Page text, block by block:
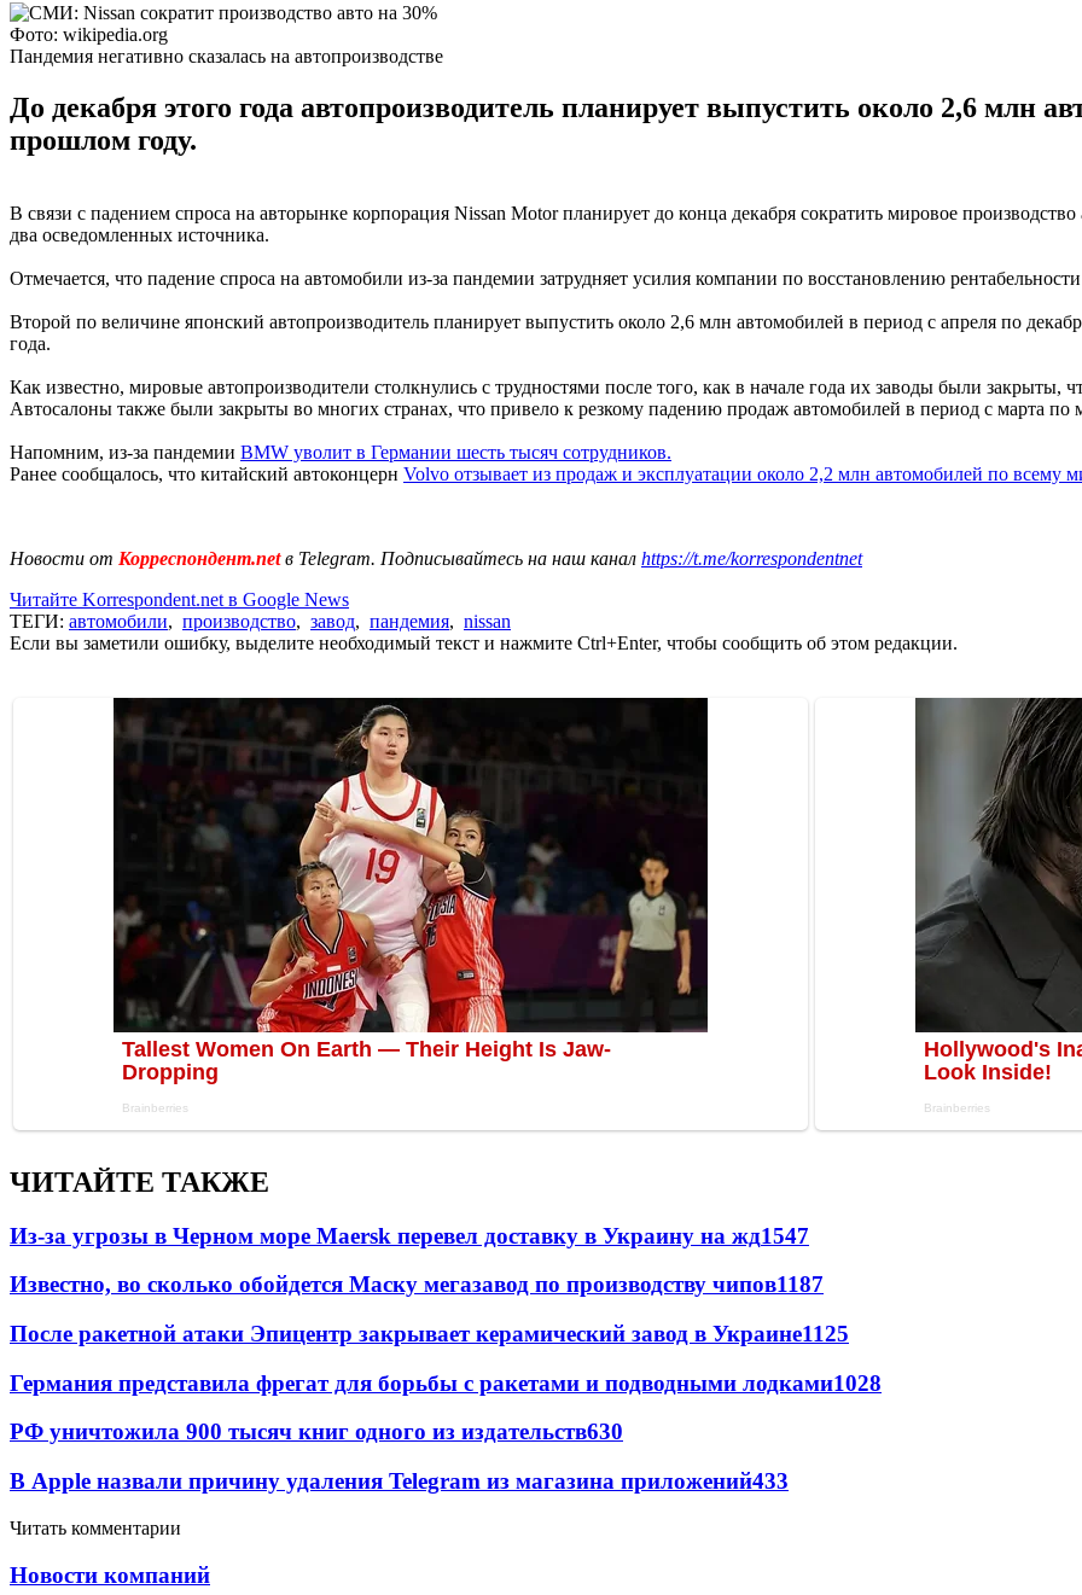
Фото: wikipedia.org
Пандемия негативно сказалась на автопроизводстве
До декабря этого года автопроизводитель планирует выпустить около 2,6 млн
прошлом году.
В связи с падением спроса на авторынке корпорация Nissan Motor планирует до конца декабря сократить мировое
два осведомленных источника.
Отмечается, что падение спроса на автомобили из-за пандемии затрудняет усилия компании по восстановлению
Второй по величине японский автопроизводитель планирует выпустить около 2,6 млн автомобилей в период с апреля по
года.
Как известно, мировые автопроизводители столкнулись с трудностями после того, как в начале года их заводы были закрыты,
Автосалоны также были закрыты во многих странах, что привело к резкому падению продаж автомобилей в период с марта
Напомним, из-за пандемии BMW уволит в Германии шесть тысяч сотрудников.
Ранее сообщалось, что китайский автоконцерн Volvo отзывает из продаж и эксплуатации около 2,2 млн автомобилей по всему
Новости от Корреспондент.netв Telegram. Подписывайтесь на наш канал https://t.me/korrespondentnet
Читайте Korrespondent.net в Google News
ТЕГИ: автомобили, производство, завод, пандемия, nissan
Если вы заметили ошибку, выделите необходимый текст и нажмите Ctrl+Enter, чтобы сообщить об этом редакции.
ЧИТАЙТЕ ТАКЖЕ
Из-за угрозы в Черном море Maersk перевел доставку в Украину на жд1547
Известно, во сколько обойдется Маску мегазавод по производству чипов1187
После ракетной атаки Эпицентр закрывает керамический завод в Украине1125
Германия представила фрегат для борьбы с ракетами и подводными лодками1028
РФ уничтожила 900 тысяч книг одного из издательств630
В Apple назвали причину удаления Telegram из магазина приложений433
Читать комментарии
Новости компаний